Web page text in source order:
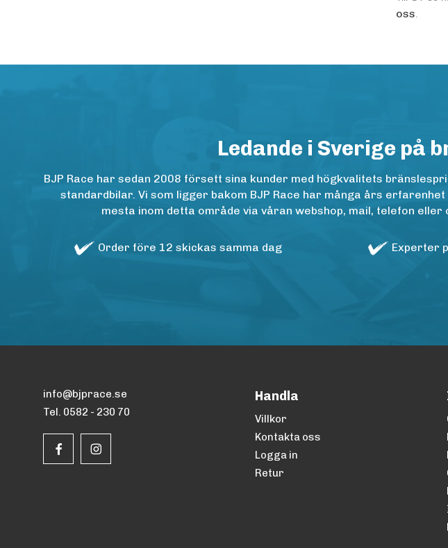
oss.
Ledande i Sverige på
BJP Race har sedan 2008 försett sina kunder med högkvalitets
standardbilar. Vi som ligger bakom BJP Race har många års
mesta inom detta område via våran webshop, mail, telefon
Order före 12 skickas samma dag Experter
info@bjprace.se
Tel. 0582 - 230 70
Handla
Villkor
Kontakta oss
Logga in
Retur